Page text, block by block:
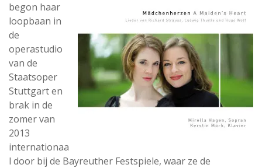
begon haar
loopbaan in
de
operastudio
van de
Staatsoper
Stuttgart en
brak in de
zomer van
2013
internationaa
l door bij de Bayreuther Festspiele, waar ze de